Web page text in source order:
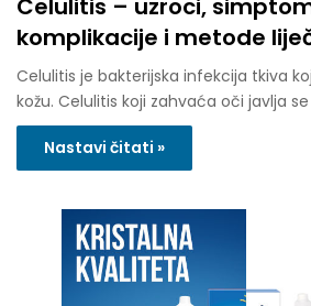
Celulitis – uzroci,
komplikacije i metode
Celulitis je bakterijska infekcija tkiva
kožu. Celulitis koji zahvaća oči javlja
Nastavi čitati »